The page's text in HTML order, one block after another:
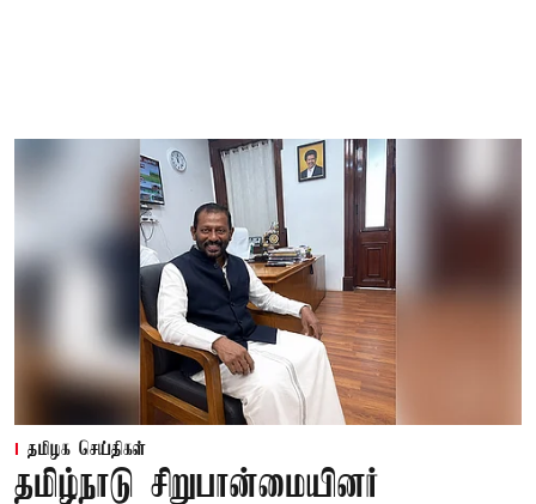
தமிழக செய்திகள்
தமிழ்நாடு சிறுபான்மையினர்